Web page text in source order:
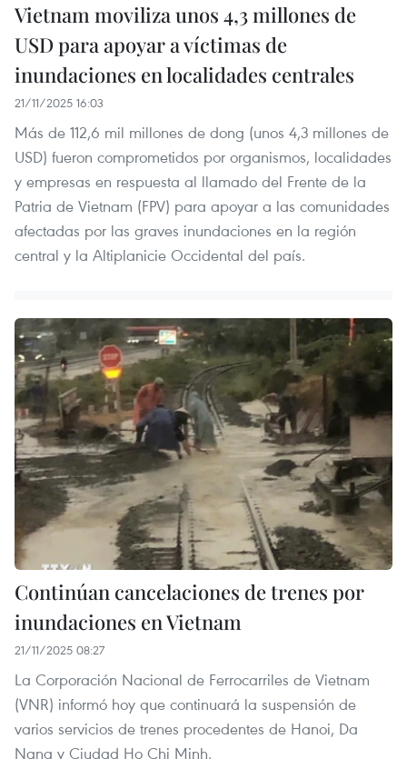
Vietnam moviliza unos 4,3 millones de
USD para apoyar a víctimas de
inundaciones en localidades centrales
21/11/2025 16:03
Más de 112,6 mil millones de dong (unos 4,3 millones de
USD) fueron comprometidos por organismos, localidades
y empresas en respuesta al llamado del Frente de la
Patria de Vietnam (FPV) para apoyar a las comunidades
afectadas por las graves inundaciones en la región
central y la Altiplanicie Occidental del país.
Continúan cancelaciones de trenes por
inundaciones en Vietnam
21/11/2025 08:27
La Corporación Nacional de Ferrocarriles de Vietnam
(VNR) informó hoy que continuará la suspensión de
varios servicios de trenes procedentes de Hanoi, Da
Nang y Ciudad Ho Chi Minh.